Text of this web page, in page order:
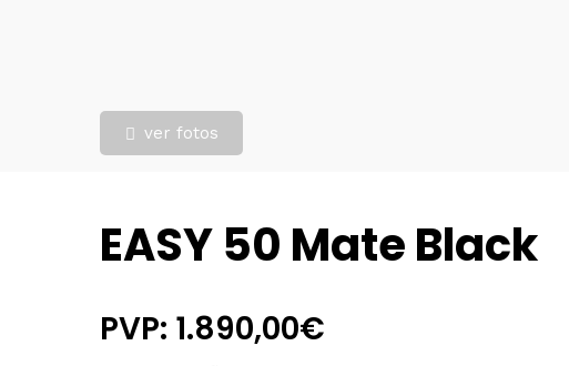
ver fotos
EASY 50 Mate Black
PVP: 1.890,00€